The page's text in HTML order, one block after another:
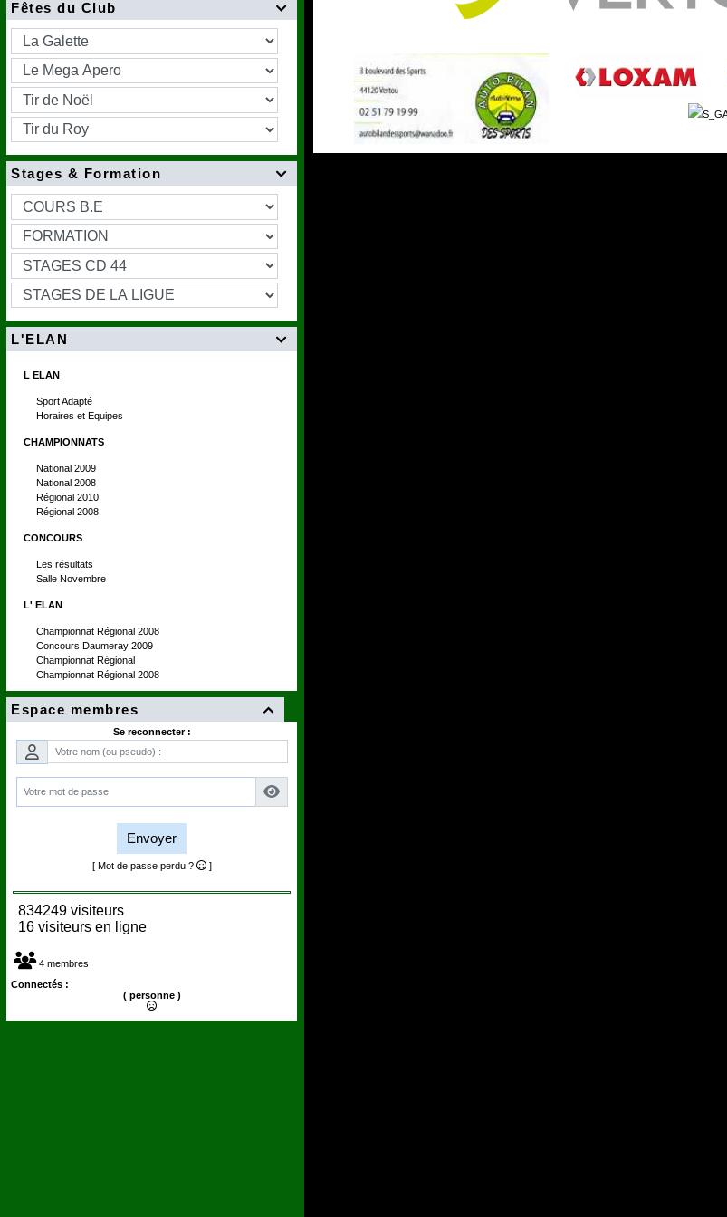

Fêtes du Club

Stages & Formation

L'ELAN
L ELAN
Sport Adapté
Horaires et Equipes
CHAMPIONNATS
National 2009
National 2008
Régional 2010
Régional 2008
CONCOURS
Les résultats
Salle Novembre
L' ELAN
Championnat Régional 2008
Concours Daumeray 2009
Championnat Régional
Championnat Régional 2008

Espace membres
Se reconnecter :
Envoyer
[ Mot de passe perdu ? ]
834249 visiteurs
16 visiteurs en ligne
4 membres
Connectés :
( personne )